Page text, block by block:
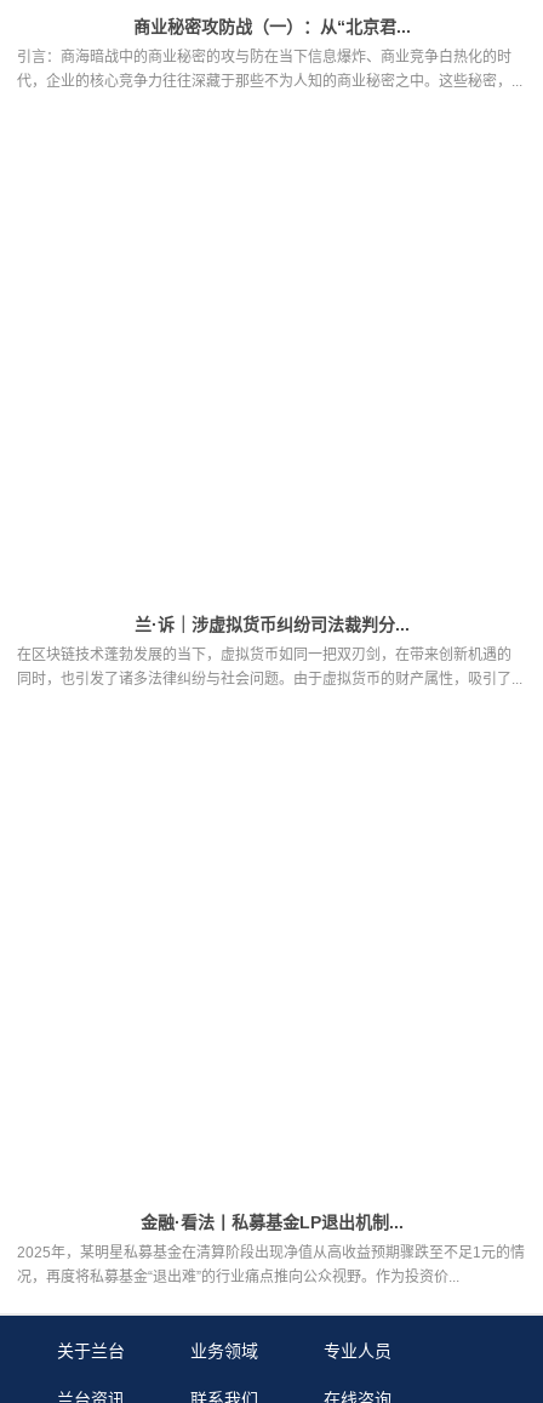
商业秘密攻防战（一）：从“北京君...
引言：商海暗战中的商业秘密的攻与防在当下信息爆炸、商业竞争白热化的时
代，企业的核心竞争力往往深藏于那些不为人知的商业秘密之中。这些秘密，...
兰·诉｜涉虚拟货币纠纷司法裁判分...
在区块链技术蓬勃发展的当下，虚拟货币如同一把双刃剑，在带来创新机遇的
同时，也引发了诸多法律纠纷与社会问题。由于虚拟货币的财产属性，吸引了...
金融·看法丨私募基金LP退出机制...
2025年，某明星私募基金在清算阶段出现净值从高收益预期骤跌至不足1元的情
况，再度将私募基金“退出难”的行业痛点推向公众视野。作为投资价...
关于兰台 业务领域 专业人员
兰台资讯 联系我们 在线咨询